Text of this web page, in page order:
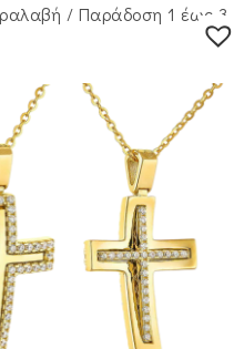
/ Παράδoση 1 έως 3